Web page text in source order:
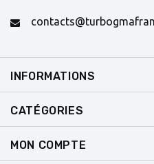
INFORMATIONS
CATÉGORIES
MON COMPTE